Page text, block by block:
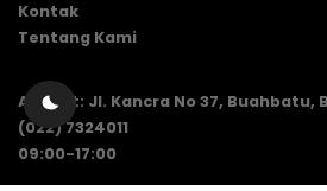
Kontak
Tentang Kami
Alamat: Jl. Kancra No 37, Buahbatu,
(022) 7324011
09:00-17:00